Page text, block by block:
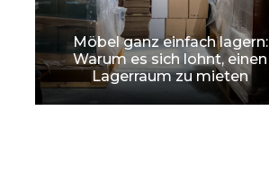
Möbel ganz einfach lagern:
Warum es sich lohnt, einen
Lagerraum zu mieten